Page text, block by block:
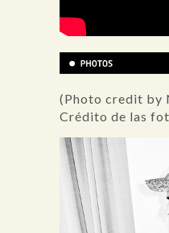
(Photo credit by
Crédito de las